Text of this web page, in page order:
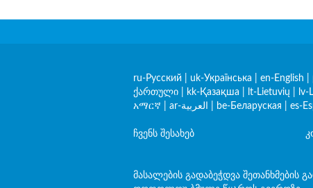
ru-Русский uk-Українська en-English
ქართული
kk-Қазақша lt-Lietuvių lv-
አማርኛ
ar-العربية be-Беларуская es-
ჩვენს შესახებ
მასალების გადაბეჭდვა შეთანხმების